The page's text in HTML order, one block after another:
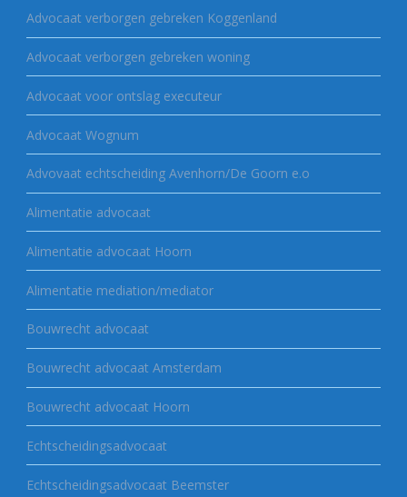
Advocaat verborgen gebreken Koggenland
Advocaat verborgen gebreken woning
Advocaat voor ontslag executeur
Advocaat Wognum
Advovaat echtscheiding Avenhorn/De Goorn e.o
Alimentatie advocaat
Alimentatie advocaat Hoorn
Alimentatie mediation/mediator
Bouwrecht advocaat
Bouwrecht advocaat Amsterdam
Bouwrecht advocaat Hoorn
Echtscheidingsadvocaat
Echtscheidingsadvocaat Beemster